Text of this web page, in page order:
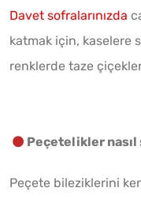
Davet sofralarınızda
katmak için, kaselere
renklerde taze
Peçetelikler
Peçete bileziklerini